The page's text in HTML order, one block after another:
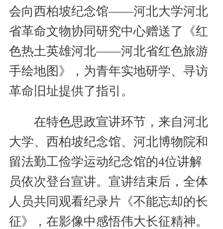
会向西柏坡纪念馆——河北大学河北
省革命文物协同研究中心赠送了《红
色热土英雄河北——河北省红色旅游
手绘地图》，为青年实地研学、寻访
革命旧址提供了指引。
在特色思政宣讲环节，来自河北
大学、西柏坡纪念馆、河北博物院和
留法勤工俭学运动纪念馆的4位讲解
员依次登台宣讲。宣讲结束后，全体
人员共同观看纪录片《不能忘却的长
征》，在影像中感悟伟大长征精神。